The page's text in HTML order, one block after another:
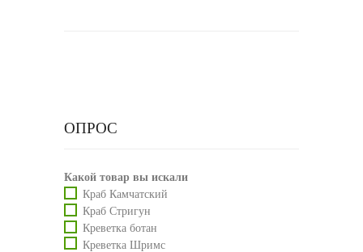
ОПРОС
Какой товар вы искали
Краб Камчатский
Краб Стригун
Креветка ботан
Креветка Шримс